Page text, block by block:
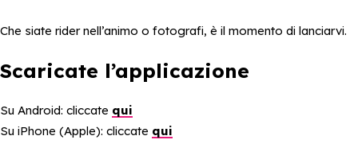
Che siate rider nell’animo o fotografi, è il momento di lanciarvi.
Scaricate l’applicazione
Su Android: cliccate qui
Su iPhone (Apple): cliccate qui